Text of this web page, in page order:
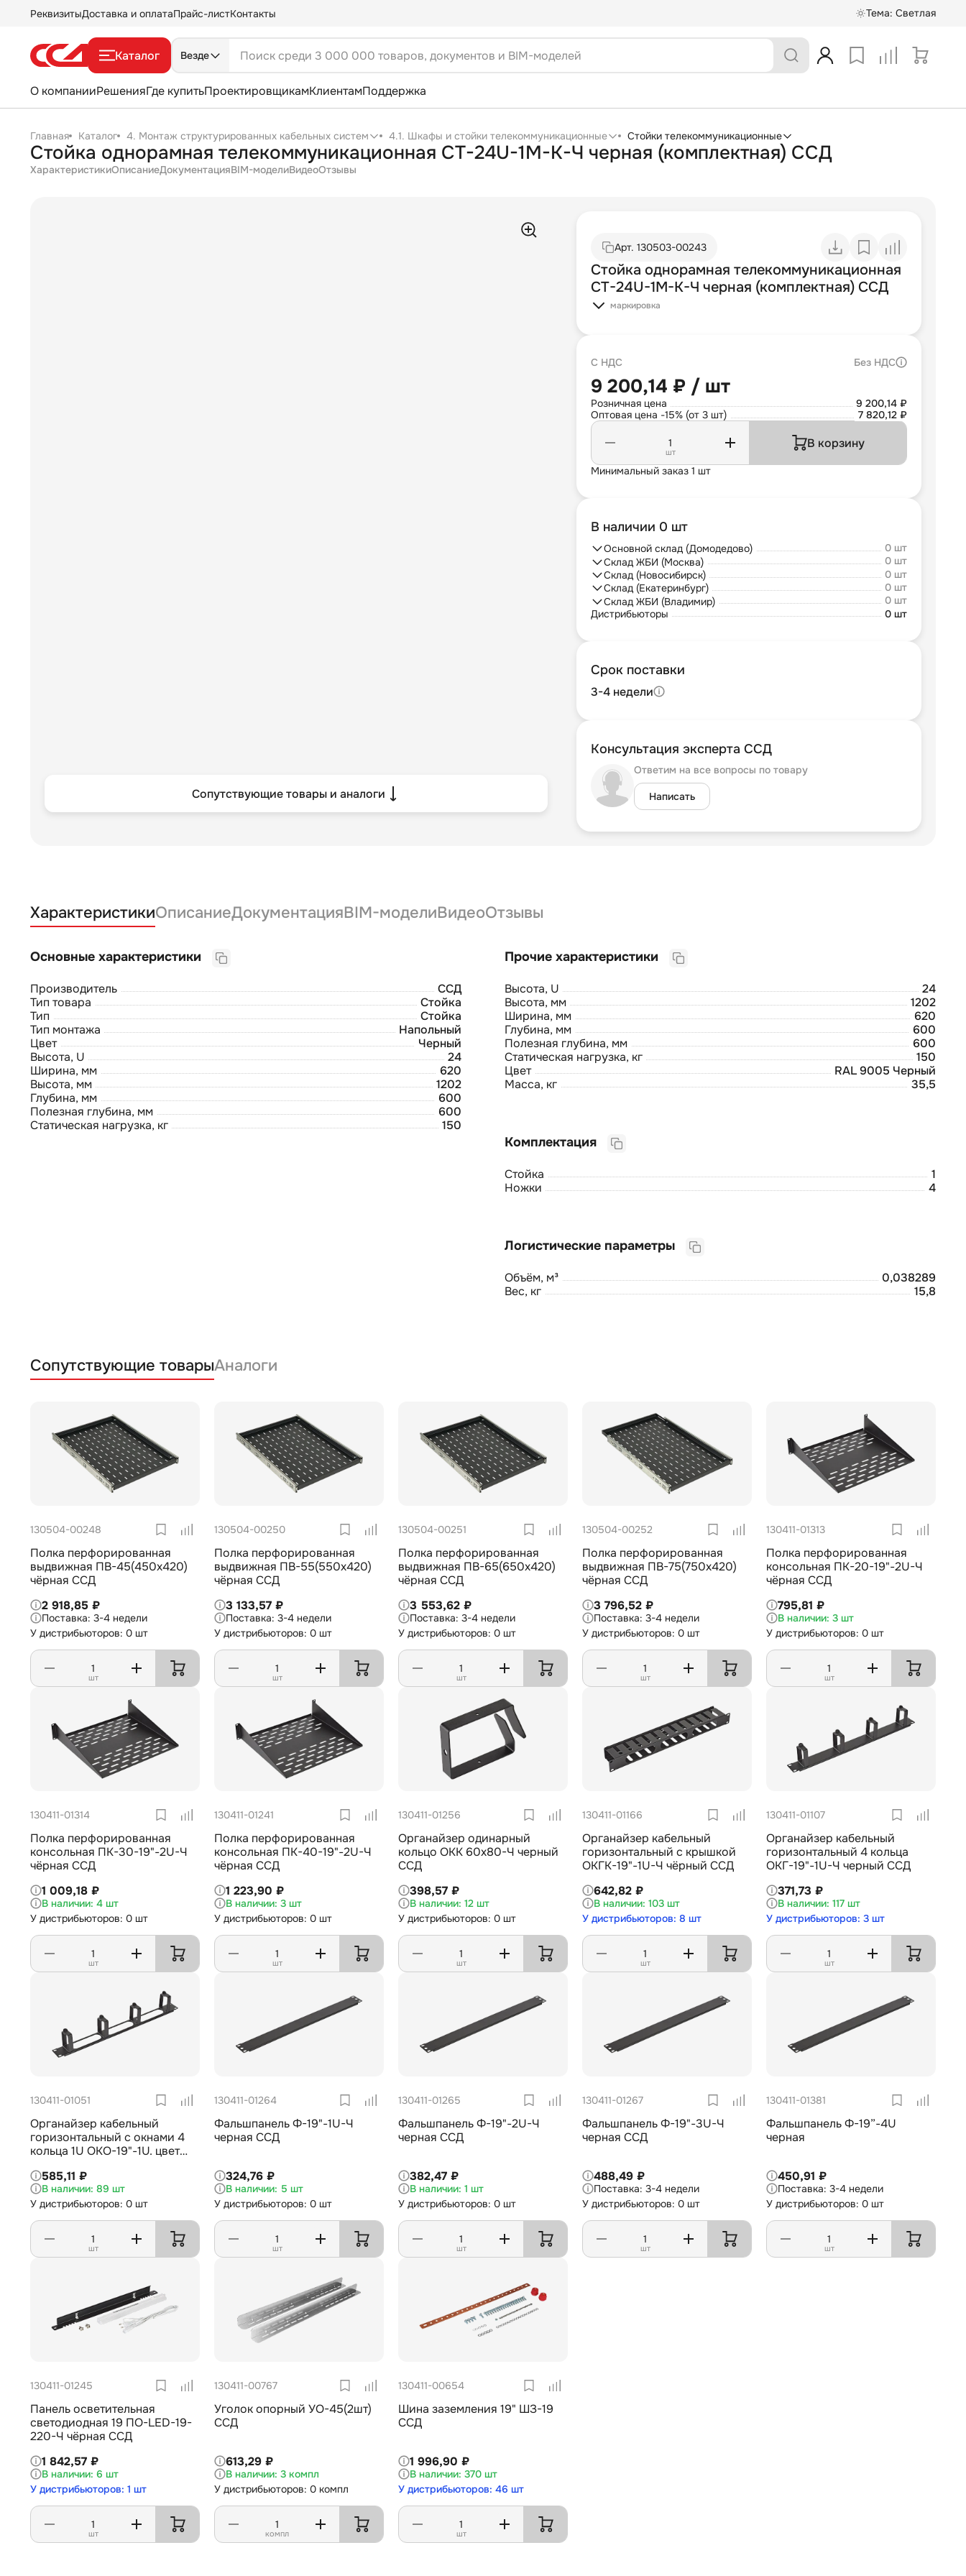
РеквизитыДоставка и оплатаПрайс-листКонтакты Тема: Светлая
Каталог Везде
О компанииРешенияГде купитьПроектировщикамКлиентамПоддержка
Главная Каталог 4. Монтаж структурированных кабельных систем 4.1. Шкафы и стойки телекоммуникационные Стойки телекоммуникационные
Стойка однорамная телекоммуникационная СТ-24U-1М-К-Ч черная (комплектная) ССД
ХарактеристикиОписаниеДокументацияBIM-моделиВидеоОтзывы
Сопутствующие товары и аналоги
Арт. 130503-00243
Стойка однорамная телекоммуникационная
СТ-24U-1М-К-Ч черная (комплектная) ССД
маркировка
С НДС Без НДС
9 200,14 ₽ / шт
Розничная цена
9 200,14 ₽
Оптовая цена -15% (от 3 шт)
7 820,12 ₽
шт
В корзину
Минимальный заказ 1 шт
В наличии 0 шт
Основной склад (Домодедово)
0 шт
Склад ЖБИ (Москва)
0 шт
Склад (Новосибирск)
0 шт
Склад (Екатеринбург)
0 шт
Склад ЖБИ (Владимир)
0 шт
Дистрибьюторы
0 шт
Срок поставки
3-4 недели
Консультация эксперта ССД
Ответим на все вопросы по товару
Написать
ХарактеристикиОписаниеДокументацияBIM-моделиВидеоОтзывы
Производитель
ССД
Тип товара
Стойка
Тип
Стойка
Тип монтажа
Напольный
Цвет
Черный
Высота, U
24
Ширина, мм
620
Высота, мм
1202
Глубина, мм
600
Полезная глубина, мм
600
Статическая нагрузка, кг
150
Высота, U
24
Высота, мм
1202
Ширина, мм
620
Глубина, мм
600
Полезная глубина, мм
600
Статическая нагрузка, кг
150
Цвет
RAL 9005 Черный
Масса, кг
35,5
Стойка
1
Ножки
4
Объём, м³
0,038289
Вес, кг
15,8
Сопутствующие товарыАналоги
130504-00248
Полка перфорированная
выдвижная ПВ-45(450х420)
чёрная ССД
2 918,85 ₽
3-4 недели
У дистрибьюторов: 0 шт
шт
130504-00250
Полка перфорированная
выдвижная ПВ-55(550х420)
чёрная ССД
3 133,57 ₽
3-4 недели
У дистрибьюторов: 0 шт
шт
130504-00251
Полка перфорированная
выдвижная ПВ-65(650х420)
чёрная ССД
3 553,62 ₽
3-4 недели
У дистрибьюторов: 0 шт
шт
130504-00252
Полка перфорированная
выдвижная ПВ-75(750х420)
чёрная ССД
3 796,52 ₽
3-4 недели
У дистрибьюторов: 0 шт
шт
130411-01313
Полка перфорированная
консольная ПК-20-19"-2U-Ч
чёрная ССД
795,81 ₽
3 шт
У дистрибьюторов: 0 шт
шт
130411-01314
Полка перфорированная
консольная ПК-30-19"-2U-Ч
чёрная ССД
1 009,18 ₽
4 шт
У дистрибьюторов: 0 шт
шт
130411-01241
Полка перфорированная
консольная ПК-40-19"-2U-Ч
чёрная ССД
1 223,90 ₽
3 шт
У дистрибьюторов: 0 шт
шт
130411-01256
Органайзер одинарный
кольцо ОКК 60х80-Ч черный
ССД
398,57 ₽
12 шт
У дистрибьюторов: 0 шт
шт
130411-01166
Органайзер кабельный
горизонтальный с крышкой
ОКГК-19"-1U-Ч чёрный ССД
642,82 ₽
103 шт
У дистрибьюторов: 8 шт
шт
130411-01107
Органайзер кабельный
горизонтальный 4 кольца
ОКГ-19"-1U-Ч черный ССД
371,73 ₽
117 шт
У дистрибьюторов: 3 шт
шт
130411-01051
Органайзер кабельный
горизонтальный с окнами 4
кольца 1U ОКО-19"-1U. цвет
585,11 ₽
89 шт
У дистрибьюторов: 0 шт
шт
130411-01264
Фальшпанель Ф-19"-1U-Ч
черная ССД
324,76 ₽
5 шт
У дистрибьюторов: 0 шт
шт
130411-01265
Фальшпанель Ф-19"-2U-Ч
черная ССД
382,47 ₽
1 шт
У дистрибьюторов: 0 шт
шт
130411-01267
Фальшпанель Ф-19"-3U-Ч
черная ССД
488,49 ₽
3-4 недели
У дистрибьюторов: 0 шт
шт
130411-01381
Фальшпанель Ф-19”-4U
черная
450,91 ₽
3-4 недели
У дистрибьюторов: 0 шт
шт
130411-01245
Панель осветительная
светодиодная 19 ПО-LED-19-
220-Ч чёрная ССД
1 842,57 ₽
6 шт
У дистрибьюторов: 1 шт
шт
130411-00767
Уголок опорный УО-45(2шт)
ССД
613,29 ₽
3 компл
У дистрибьюторов: 0 компл
компл
130411-00654
Шина заземления 19" ШЗ-19
ССД
1 996,90 ₽
370 шт
У дистрибьюторов: 46 шт
шт